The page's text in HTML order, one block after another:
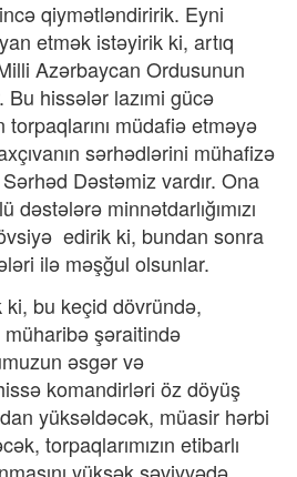
qiymətləndiririk. Eyni
etmək istəyirik ki, artıq
Azərbaycan Ordusunun
hissələr lazımi gücə
torpaqlarını müdafiə etməyə
sərhədlərini mühafizə
Dəstəmiz vardır. Ona
minnətdarlığımızı
edirik ki, bundan sonra
ilə məşğul olsunlar.
bu keçid dövründə,
şəraitində
əsgər və
komandirləri öz döyüş
yüksəldəcək, müasir hərbi
torpaqlarımızın etibarlı